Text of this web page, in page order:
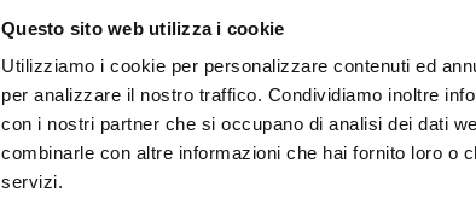
Questo sito web utilizza i cookie
Utilizziamo i cookie per personalizzare contenuti ed
per analizzare il nostro traffico. Condividiamo inoltre
con i nostri partner che si occupano di analisi dei dati
combinarle con altre informazioni che hai fornito loro o
servizi.